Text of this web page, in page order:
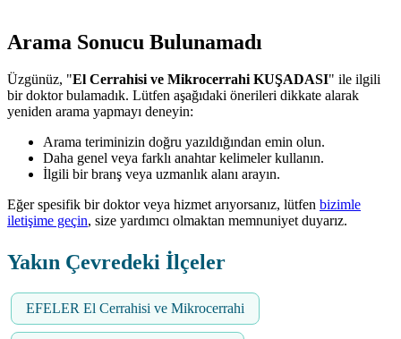
Arama Sonucu Bulunamadı
Üzgünüz, "El Cerrahisi ve Mikrocerrahi KUŞADASI" ile ilgili
bir doktor bulamadık. Lütfen aşağıdaki önerileri dikkate alarak
yeniden arama yapmayı deneyin:
Arama teriminizin doğru yazıldığından emin olun.
Daha genel veya farklı anahtar kelimeler kullanın.
İlgili bir branş veya uzmanlık alanı arayın.
Eğer spesifik bir doktor veya hizmet arıyorsanız, lütfen bizimle
iletişime geçin, size yardımcı olmaktan memnuniyet duyarız.
Yakın Çevredeki İlçeler
EFELER El Cerrahisi ve Mikrocerrahi